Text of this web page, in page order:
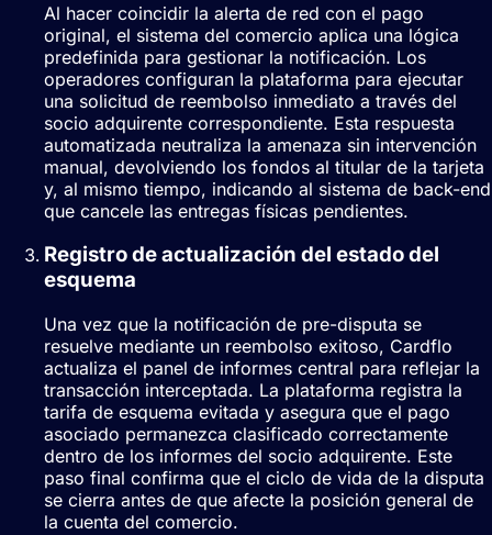
Al hacer coincidir la alerta de red con el pago
original, el sistema del comercio aplica una lógica
predefinida para gestionar la notificación. Los
operadores configuran la plataforma para ejecutar
una solicitud de reembolso inmediato a través del
socio adquirente correspondiente. Esta respuesta
automatizada neutraliza la amenaza sin intervención
manual, devolviendo los fondos al titular de la tarjeta
y, al mismo tiempo, indicando al sistema de back-end
que cancele las entregas físicas pendientes.
Registro de actualización del estado del
esquema
Una vez que la notificación de pre-disputa se
resuelve mediante un reembolso exitoso, Cardflo
actualiza el panel de informes central para reflejar la
transacción interceptada. La plataforma registra la
tarifa de esquema evitada y asegura que el pago
asociado permanezca clasificado correctamente
dentro de los informes del socio adquirente. Este
paso final confirma que el ciclo de vida de la disputa
se cierra antes de que afecte la posición general de
la cuenta del comercio.